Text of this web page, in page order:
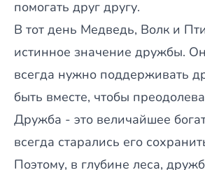
помогать друг другу.
В тот день Медведь, Волк и
истинное значение дружбы.
всегда нужно поддерживать
быть вместе, чтобы
Дружба - это величайшее
всегда старались его
Поэтому, в глубине леса,